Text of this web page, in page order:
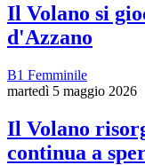
Il Volano si
d'Azzano
B1 Femminile
martedì 5 maggio 2026
Il Volano
continua a